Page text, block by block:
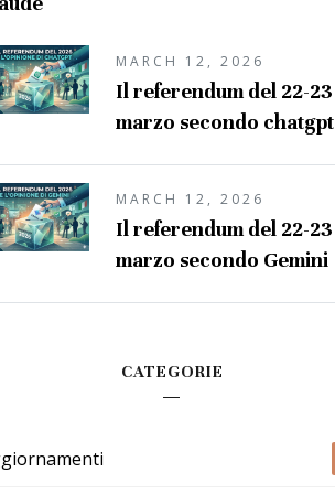
MARCH 12, 2026
Il referendum del 22-23
marzo secondo chatgpt
MARCH 12, 2026
Il referendum del 22-23
marzo secondo Gemini
CATEGORIE